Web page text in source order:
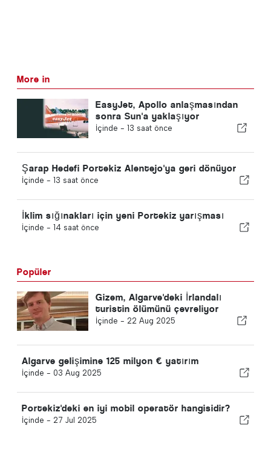
More in
EasyJet, Apollo anlaşmasından
sonra Sun'a yaklaşıyor
İçinde - 13 saat önce
Şarap Hedefi Portekiz Alentejo'ya geri dönüyor
İçinde - 13 saat önce
İklim sığınakları için yeni Portekiz yarışması
İçinde - 14 saat önce
Popüler
Gizem, Algarve'deki İrlandalı
turistin ölümünü çevreliyor
İçinde - 22 Aug 2025
Algarve gelişimine 125 milyon € yatırım
İçinde - 03 Aug 2025
Portekiz'deki en iyi mobil operatör hangisidir?
İçinde - 27 Jul 2025